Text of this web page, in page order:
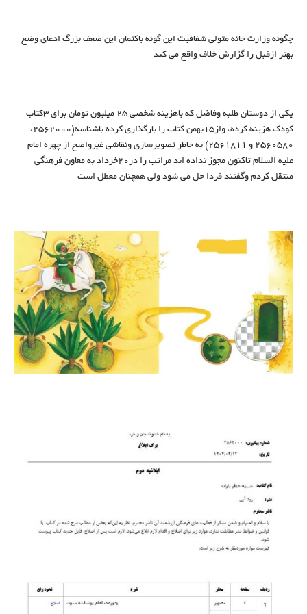
چگونه وزارت خانه متولی شفافیت این گونه باکتمان این ضعف بزرگ ادعای وضع
بهتر ازقبل را گزارش خلاف واقع می کند
یکی از دوستان طلبه وفاضل که باهزینه شخصی 25 میلیون تومان برای 3کتاب
کودک هزینه کرده، واز15بهمن کتاب را بارگذاری کرده باشناسه(2562000،
2560580 و 2561811) به خاطر تصویرسازی ونقاشی غیرواضح از چهره امام
علیه السلام تاکنون مجوز نداده اند مراتب را در20خرداد به معاون فرهنگی
منتقل کردم وگفتند فردا حل می شود ولی همچنان معطل است